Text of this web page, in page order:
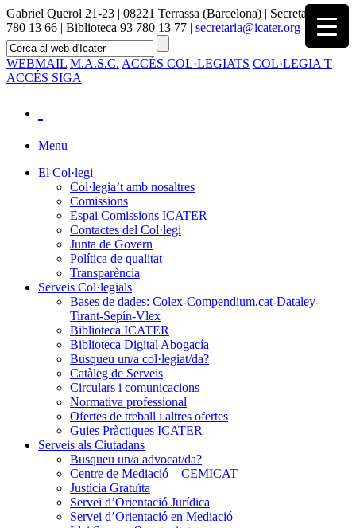
Gabriel Querol 21-23 | 08221 Terrassa (Barcelona) | Secretaria 93
780 13 66 | Biblioteca 93 780 13 77 | secretaria@icater.org
WEBMAIL M.A.S.C. ACCÉS COL·LEGIATS COL·LEGIA'T
ACCÉS SIGA
Menu
El Col·legi
Col·legia’t amb nosaltres
Comissions
Espai Comissions ICATER
Contactes del Col·legi
Junta de Govern
Política de qualitat
Transparència
Serveis Col·legials
Bases de dades: Colex-Compendium.cat-Dataley-
Tirant-Sepín-Vlex
Biblioteca ICATER
Biblioteca Digital Abogacía
Busqueu un/a col·legiat/da?
Catàleg de Serveis
Circulars i comunicacions
Normativa professional
Ofertes de treball i altres ofertes
Guies Pràctiques ICATER
Serveis als Ciutadans
Busqueu un/a advocat/da?
Centre de Mediació – CEMICAT
Justícia Gratuïta
Servei d’Orientació Jurídica
Servei d’Orientació en Mediació